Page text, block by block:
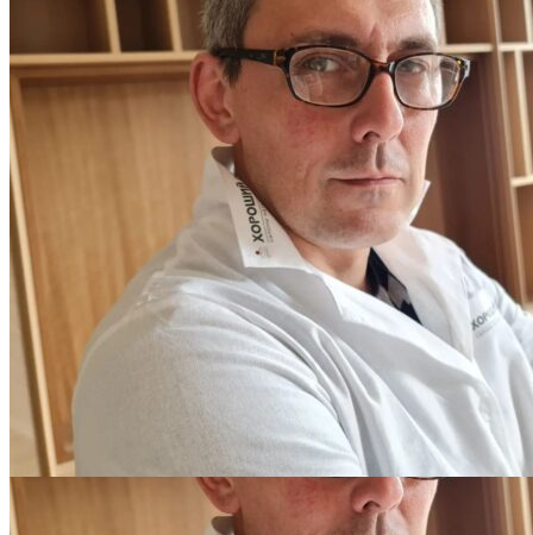
Услуги по реставрации паркета
1 500 ₽
Блог
Интересные статьи о паркете Coswick
ВИДЕО-ИНСТРУКЦИЯ: Реставрация царапин. Полы,
покрытые маслом и твердым воском. Системы для локального
ремонта и восстановления
Читать полностью
02.02.2026
ПОЛЫ, ПОКРЫТЫЕ МАСЛОМ. РЕСТАВРАЦИЯ
НЕБОЛЬШИХ ПОТЕРТОСТЕЙ
Читать полностью
12.01.2026